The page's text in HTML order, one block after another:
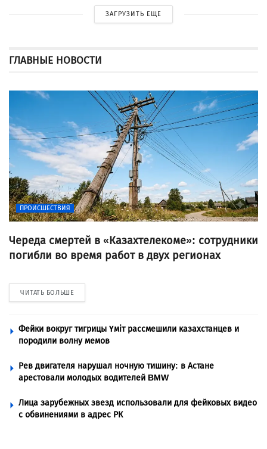
ЗАГРУЗИТЬ ЕЩЕ
ГЛАВНЫЕ НОВОСТИ
ПРОИСШЕСТВИЯ
Череда смертей в «Казахтелекоме»: сотрудники
погибли во время работ в двух регионах
ЧИТАТЬ БОЛЬШЕ
Фейки вокруг тигрицы Үміт рассмешили казахстанцев и
породили волну мемов
Рев двигателя нарушал ночную тишину: в Астане
арестовали молодых водителей BMW
Лица зарубежных звезд использовали для фейковых видео
с обвинениями в адрес РК